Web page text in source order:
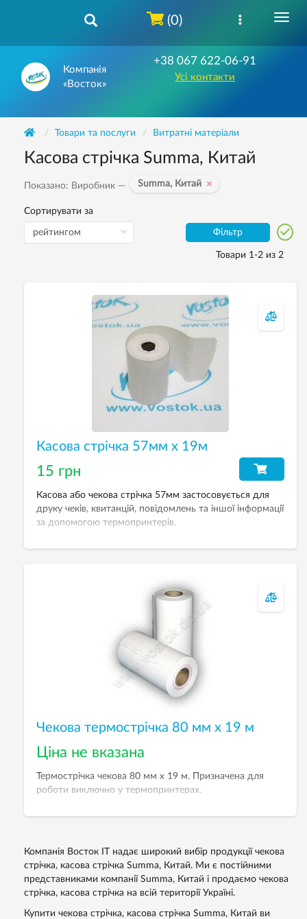
Компанія
«Восток»
+38 067 622-06-91
Усі контакти
(0)
Товари та послуги Витратні матеріали
Касова стрічка Summa, Китай
Показано: Виробник — Summa, Китай
Сортирувати за
Фільтр
Товари 1-2 из 2
Касова стрічка 57мм х 19м
15 грн
Касова або чекова стрічка 57мм застосовується для
друку чеків, квитанцій, повідомлень та іншої інформації
за допомогою термопринтерів.
Чекова термострічка 80 мм х 19 м
Ціна не вказана
Термострічка чекова 80 мм х 19 м. Призначена для
роботи виключно у термопринтерах.
Компанія Восток IT надає широкий вибір продукції чекова
стрічка, касова стрічка Summa, Китай. Ми є постійними
представниками компанії Summa, Китай і продаємо чекова
стрічка, касова стрічка на всій території Україні.
Купити чекова стрічка, касова стрічка Summa, Китай ви